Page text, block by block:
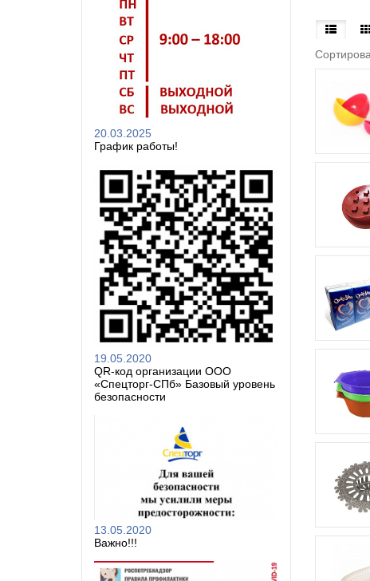
20.03.2025
График работы!
19.05.2020
QR-код организации ООО
«Спецторг-СПб» Базовый уровень
безопасности
13.05.2020
Важно!!!